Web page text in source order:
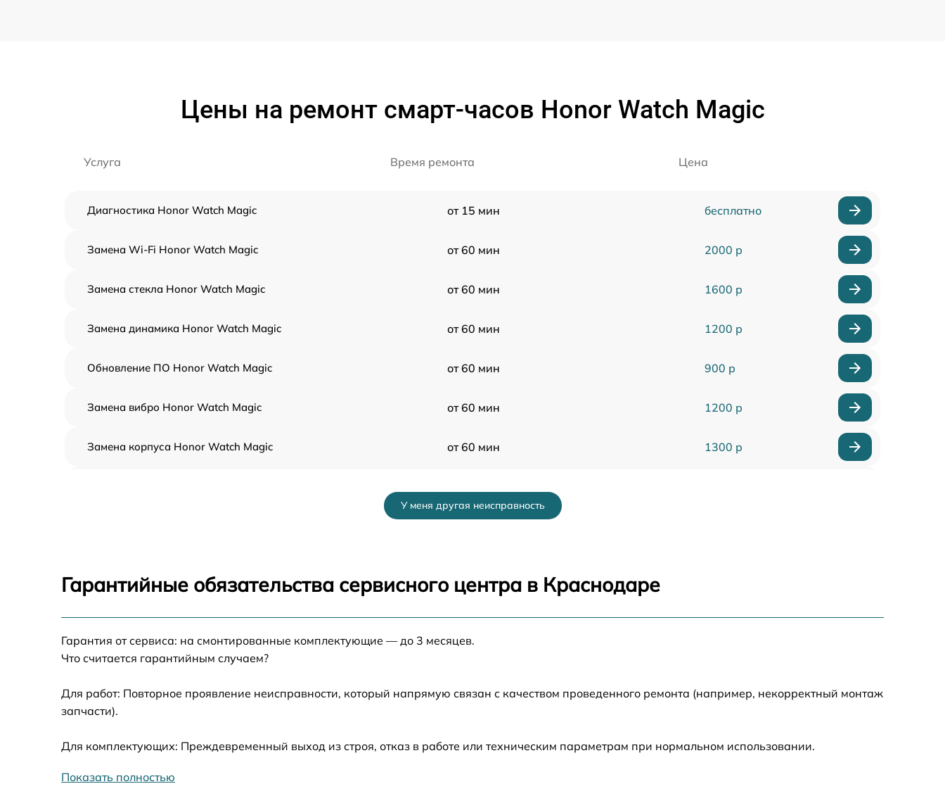
Цены на ремонт смарт-часов Honor Watch Magic
Услуга Время ремонта Цена
Диагностика Honor Watch Magic от 15 мин бесплатно
Замена Wi-Fi Honor Watch Magic от 60 мин 2000 р
Замена стекла Honor Watch Magic от 60 мин 1600 р
Замена динамика Honor Watch Magic от 60 мин 1200 р
Обновление ПО Honor Watch Magic от 60 мин 900 р
Замена вибро Honor Watch Magic от 60 мин 1200 р
Замена корпуса Honor Watch Magic от 60 мин 1300 р
Замена кнопки включения Honor Watch
от 60 мин
У меня другая неисправность
Гарантийные обязательства сервисного центра в Краснодаре
Гарантия от сервиса: на смонтированные комплектующие — до 3 месяцев.
Что считается гарантийным случаем?
Для работ: Повторное проявление неисправности, который напрямую связан с качеством проведенного ремонта (например, некорректный монтаж
запчасти).
Для комплектующих: Преждевременный выход из строя, отказ в работе или техническим параметрам при нормальном использовании.
Показать полностью